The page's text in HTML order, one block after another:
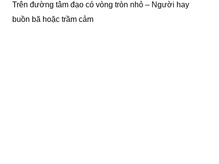
Trên đường tâm đạo có vòng tròn nhỏ – Người hay
buồn bã hoặc trầm cảm